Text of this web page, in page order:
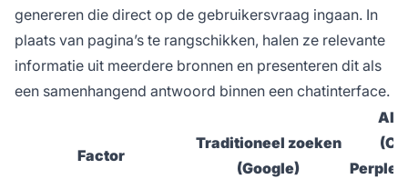
genereren die direct op de gebruikersvraag ingaan. In
plaats van pagina’s te rangschikken, halen ze relevante
informatie uit meerdere bronnen en presenteren dit als
een samenhangend antwoord binnen een chatinterface.
Factor
Traditioneel zoeken
(Google)
AI-